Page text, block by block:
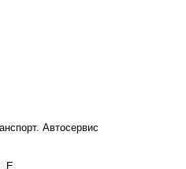
Автосервис
Е.